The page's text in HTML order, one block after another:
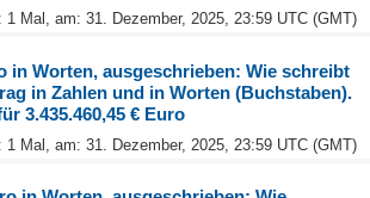
1 Mal, am: 31. Dezember, 2025, 23:59 UTC (GMT)
in Worten, ausgeschrieben: Wie schreibt
in Zahlen und in Worten (Buchstaben).
3.435.460,45 € Euro
1 Mal, am: 31. Dezember, 2025, 23:59 UTC (GMT)